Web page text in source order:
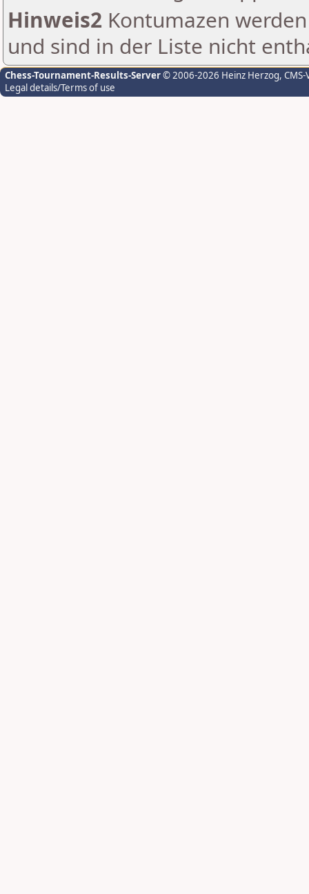
Hinweis2 Kontumazen
und sind in der Liste nicht
Chess-Tournament-Results-Server© 2006-2026 Heinz Herzog,
Legal details/Terms of use